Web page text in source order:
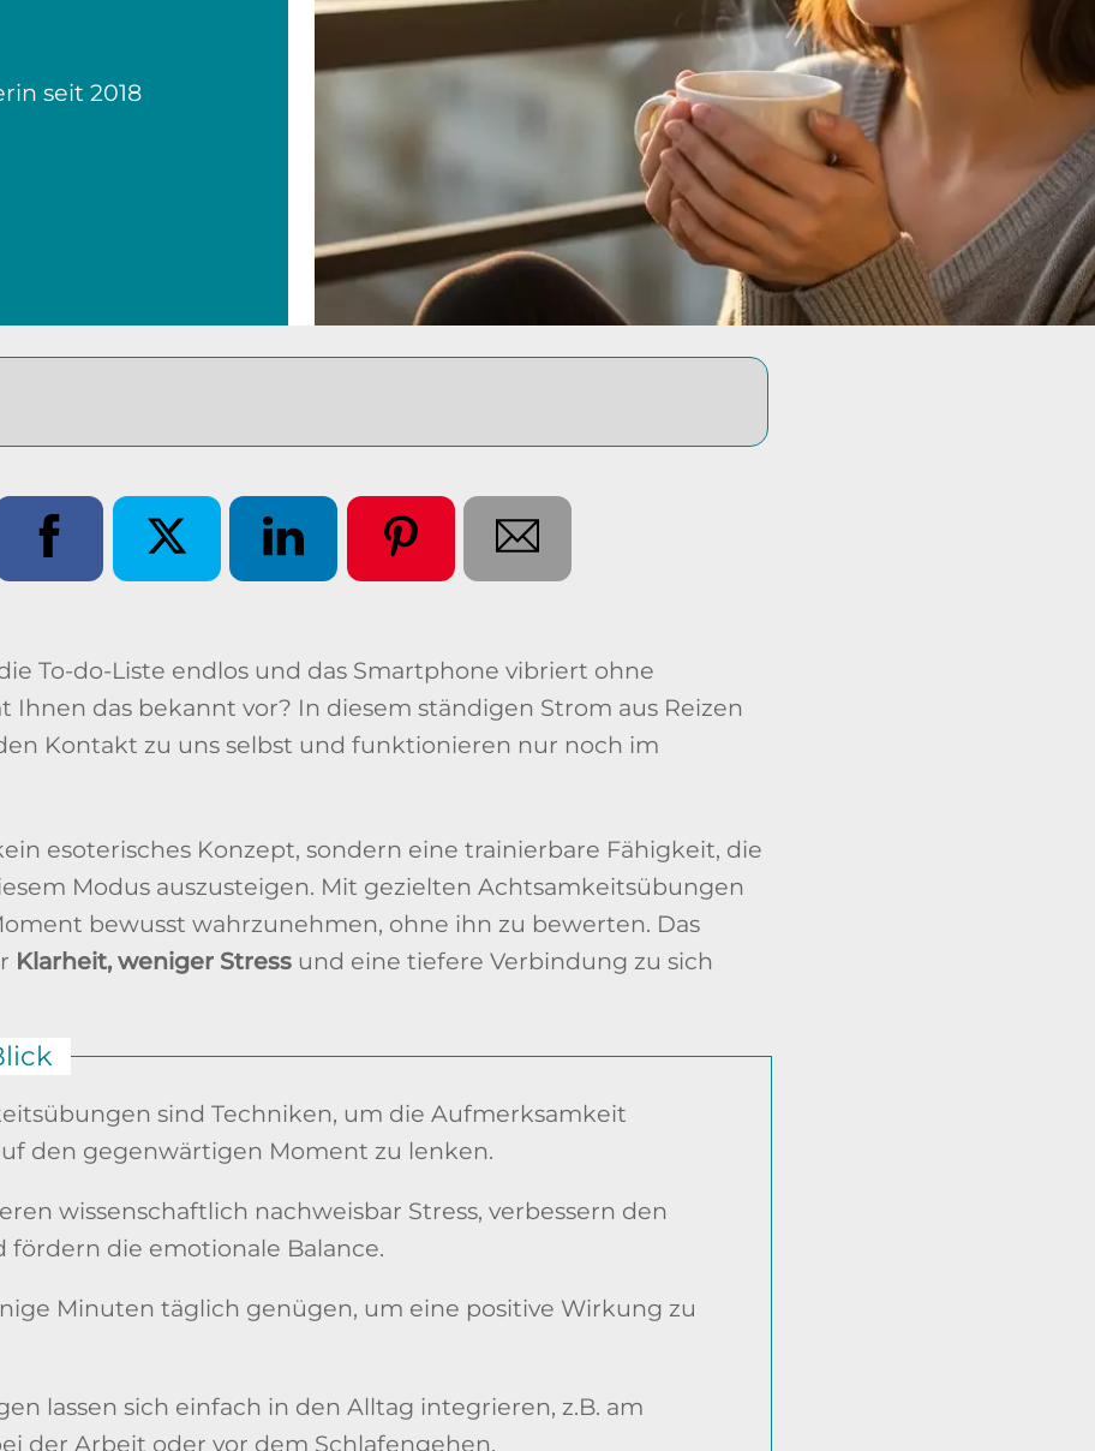
seit 2018
To-do-Liste endlos und das Smartphone vibriert ohne
Ihnen das bekannt vor? In diesem ständigen Strom aus Reizen
Kontakt zu uns selbst und funktionieren nur noch im
esoterisches Konzept, sondern eine trainierbare Fähigkeit, die
Modus auszusteigen. Mit gezielten Achtsamkeitsübungen
bewusst wahrzunehmen, ohne ihn zu bewerten. Das
Klarheit, weniger Stressund eine tiefere Verbindung zu sich
sind Techniken, um die Aufmerksamkeit
den gegenwärtigen Moment zu lenken.
wissenschaftlich nachweisbar Stress, verbessern den
fördern die emotionale Balance.
Minuten täglich genügen, um eine positive Wirkung zu
lassen sich einfach in den Alltag integrieren, z.B. am
der Arbeit oder vor dem Schlafengehen.